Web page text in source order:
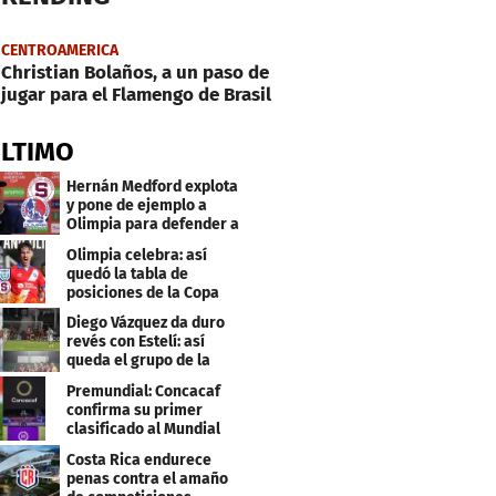
CENTROAMERICA
Christian Bolaños, a un paso de
jugar para el Flamengo de Brasil
Hernán Medford explota
y pone de ejemplo a
Olimpia para defender a
Saprissa
Olimpia celebra: así
quedó la tabla de
posiciones de la Copa
Centroamericana
Diego Vázquez da duro
revés con Estelí: así
queda el grupo de la
Premundial: Concacaf
confirma su primer
clasificado al Mundial
Costa Rica endurece
penas contra el amaño